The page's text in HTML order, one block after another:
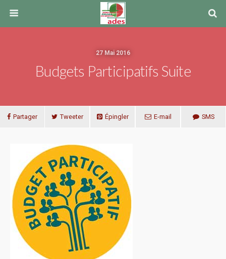
27 Mai 2016
Budgets Participatifs Suite
Partager Tweeter Épingler E-mail SMS